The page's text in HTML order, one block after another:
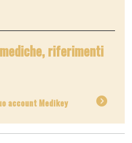
riferimenti
account Medikey